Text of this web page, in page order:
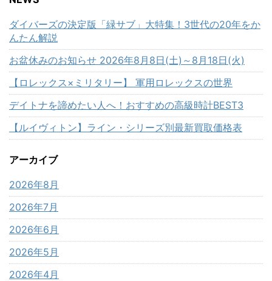
ダイバーズの決定版「緑サブ」大特集！3世代の20年をか
んたん解説
お盆休みのお知らせ 2026年8月8日(土)～8月18日(火)
【ロレックス×ミリタリー】 軍用ロレックスの世界
デイトナを諦めたい人へ！おすすめの高級時計BEST3
【ルイヴィトン】ライン・シリーズ別最新買取価格表
アーカイブ
2026年8月
2026年7月
2026年6月
2026年5月
2026年4月